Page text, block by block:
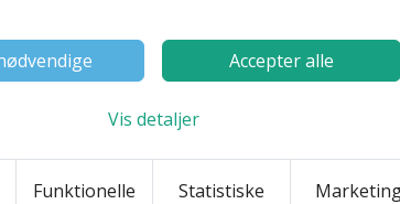
Accepter alle
Vis detaljer
Funktionelle Statistiske
er håndskrevne
gode til længere tekster